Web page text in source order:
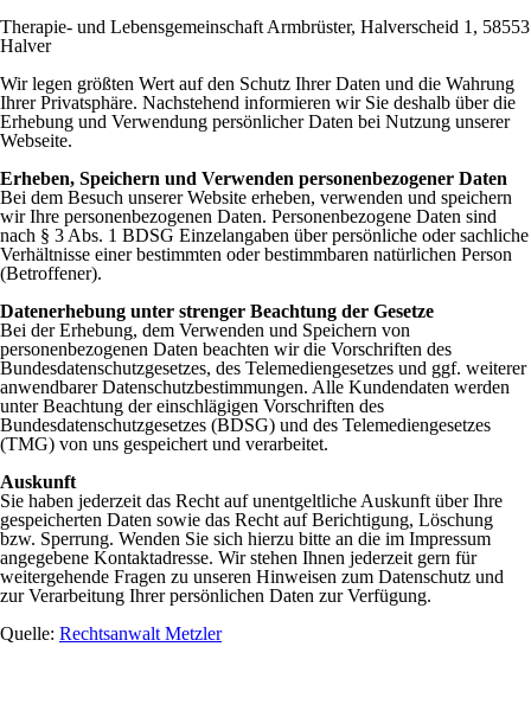
Therapie- und Lebensgemeinschaft Armbrüster, Halverscheid 1, 58553
Halver
Wir legen größten Wert auf den Schutz Ihrer Daten und die Wahrung
Ihrer Privatsphäre. Nachstehend informieren wir Sie deshalb über die
Erhebung und Verwendung persönlicher Daten bei Nutzung unserer
Webseite.
Erheben, Speichern und Verwenden personenbezogener Daten
Bei dem Besuch unserer Website erheben, verwenden und speichern
wir Ihre personenbezogenen Daten. Personenbezogene Daten sind
nach § 3 Abs. 1 BDSG Einzelangaben über persönliche oder sachliche
Verhältnisse einer bestimmten oder bestimmbaren natürlichen Person
(Betroffener).
Datenerhebung unter strenger Beachtung der Gesetze
Bei der Erhebung, dem Verwenden und Speichern von
personenbezogenen Daten beachten wir die Vorschriften des
Bundesdatenschutzgesetzes, des Telemediengesetzes und ggf. weiterer
anwendbarer Datenschutzbestimmungen. Alle Kundendaten werden
unter Beachtung der einschlägigen Vorschriften des
Bundesdatenschutzgesetzes (BDSG) und des Telemediengesetzes
(TMG) von uns gespeichert und verarbeitet.
Auskunft
Sie haben jederzeit das Recht auf unentgeltliche Auskunft über Ihre
gespeicherten Daten sowie das Recht auf Berichtigung, Löschung
bzw. Sperrung. Wenden Sie sich hierzu bitte an die im Impressum
angegebene Kontaktadresse. Wir stehen Ihnen jederzeit gern für
weitergehende Fragen zu unseren Hinweisen zum Datenschutz und
zur Verarbeitung Ihrer persönlichen Daten zur Verfügung.
Quelle: Rechtsanwalt Metzler